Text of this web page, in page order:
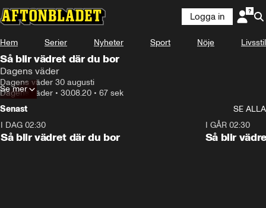
Logga in
Hem Serier Nyheter Sport Nöje Livsstil
Så blir vädret där du bor
Dagens väder
Dagens väder 30 augusti
Dagens väder • 30.08.20 • 67 sek
Se mer
Senast
SE ALLA
I DAG 02:30
Så blir vädret där du bor
I GÅR 02:30
Så blir